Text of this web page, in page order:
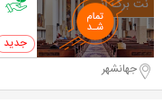
0 خرید
جهانشهر